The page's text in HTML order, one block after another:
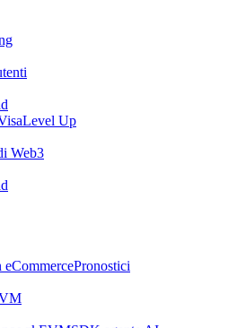
Level Up
Web3
eCommercePronostici